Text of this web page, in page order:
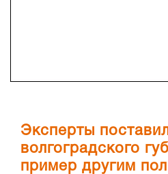
Эксперты
волгоградского
пример другим